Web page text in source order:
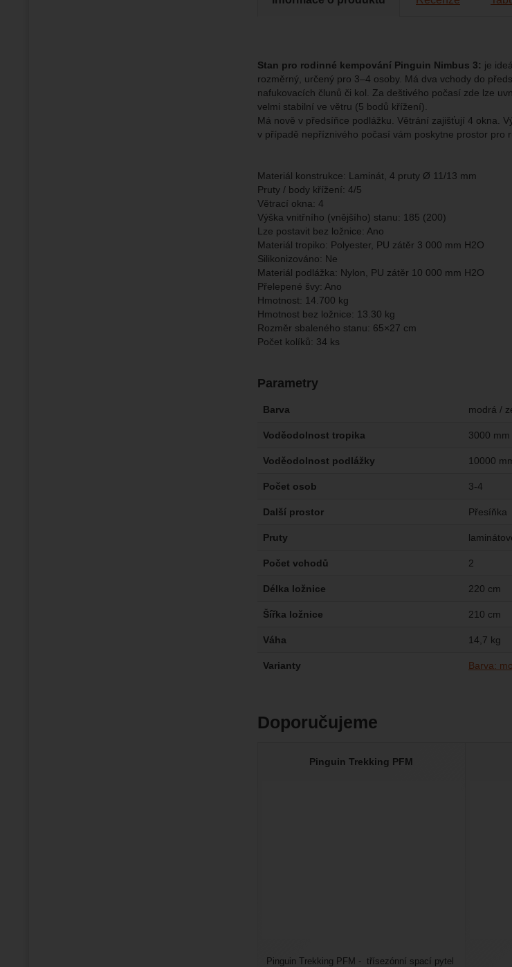
nám zobrazit služby jako je chat a podobně.
Analytické
Povoleno
Zobrazit
Tyto cookies nám umožňují měření výkonu našeho
Jejich pomocí určujeme počet návštěv a zdroje
Data získaná pomocí těchto cookies zpracováváme
Marketingové
Marketingové- abychom vás neobtěžovali
Zobrazit
Marketingové cookies používáme my nebo naši
vhodné obsahy nebo reklamy jak na našich stránkách,
Stan pro rodinné kempování Pinguin Nimbus 3: je
rozměrný, určený pro 3–4 osoby. Má dva vchody do
nafukovacích člunů či kol. Za deštivého počasí zde lze
velmi stabilní ve větru (5 bodů křížení).
Má nově v předsíňce podlážku. Větrání zajišťují 4 okna.
v případě nepříznivého počasí vám poskytne prostor pro
Materiál konstrukce: Laminát, 4 pruty Ø 11/13 mm
Pruty / body křížení: 4/5
Větrací okna: 4
Výška vnitřního (vnějšího) stanu: 185 (200)
Lze postavit bez ložnice: Ano
Materiál tropiko: Polyester, PU zátěr 3 000 mm H2O
Silikonizováno: Ne
Materiál podlážka: Nylon, PU zátěr 10 000 mm H2O
Přelepené švy: Ano
Hmotnost: 14.700 kg
Hmotnost bez ložnice: 13.30 kg
Rozměr sbaleného stanu: 65×27 cm
Počet kolíků: 34 ks
Parametry
Barva modrá /
Voděodolnost tropika 3000 mm
Voděodolnost podlážky 10000
Počet osob 3-4
Další prostor Přesíňka
Pruty
Počet vchodů 2
Délka ložnice 220 cm
Šířka ložnice 210 cm
Váha 14,7 kg
Varianty Barva:
Doporučujeme
Pinguin Trekking PFM
Pinguin Trekking PFM - třísezónní spací pytel